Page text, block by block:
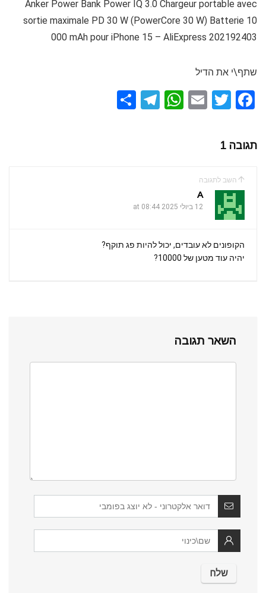
Anker Power Bank Power IQ 3.0 Chargeur portable avec
sortie maximale PD 30 W (PowerCore 30 W) Batterie 10
000 mAh pour iPhone 15 – AliExpress 202192403
שתף\י את הדיל
F
ce
b
o
o
k
T
E
W
p
T
תגובה 1
השב לתגובה
A
12 ביולי 2025 at 08:44
הקופונים לא עובדים, יכול להיות פג תוקף?
יהיה עוד מטען של 10000?
השאר תגובה